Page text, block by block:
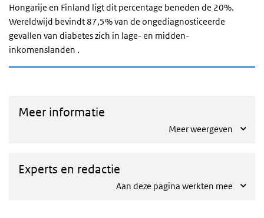
Hongarije en Finland ligt dit percentage beneden de 20%.
Wereldwijd bevindt 87,5% van de ongediagnosticeerde
gevallen van diabetes zich in lage- en midden-
inkomenslanden .
Meer informatie
Meer weergeven
Experts en redactie
Aan deze pagina werkten mee